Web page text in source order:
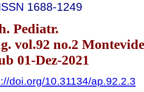
1688-1249
Pediatr.
vol.92 no.2
01-Dez-2021
doi.org/10.31134/ap.92.2.3